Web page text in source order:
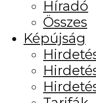
Híradó
Összes
Képújság